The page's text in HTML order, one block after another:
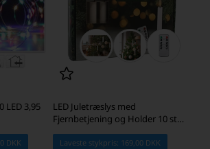
LED 3,95
DKK
LED Juletræslys med
Fjernbetjening og Holder 10 stk.
Passer også til Georg Jensen
Laveste stykpris: 169,00 DKK